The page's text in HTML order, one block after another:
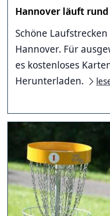
Hannover läuft rund
Schöne
Hannover. Für
es kostenloses
Herunterladen.